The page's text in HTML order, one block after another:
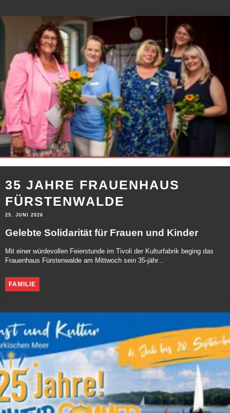
35 JAHRE FRAUENHAUS
FÜRSTENWALDE
25. JUNI 2026
Gelebte Solidarität für Frauen und Kinder
Mit einer würdevollen Feierstunde im Tivoli der Kulturfabrik beging das
Frauenhaus Fürstenwalde am Mittwoch sein 35-jähr...
FAMILIE